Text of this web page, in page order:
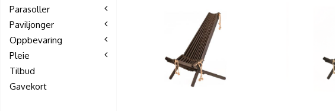
Parasoller
Paviljonger
Oppbevaring
Pleie
Tilbud
Gavekort